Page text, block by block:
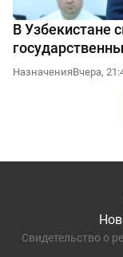
В Узбекистане
НазначенияВчера,
Свидетельство о